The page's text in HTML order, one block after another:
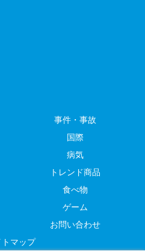
事件・事故
国際
病気
トレンド商品
食べ物
ゲーム
お問い合わせ
トマップ